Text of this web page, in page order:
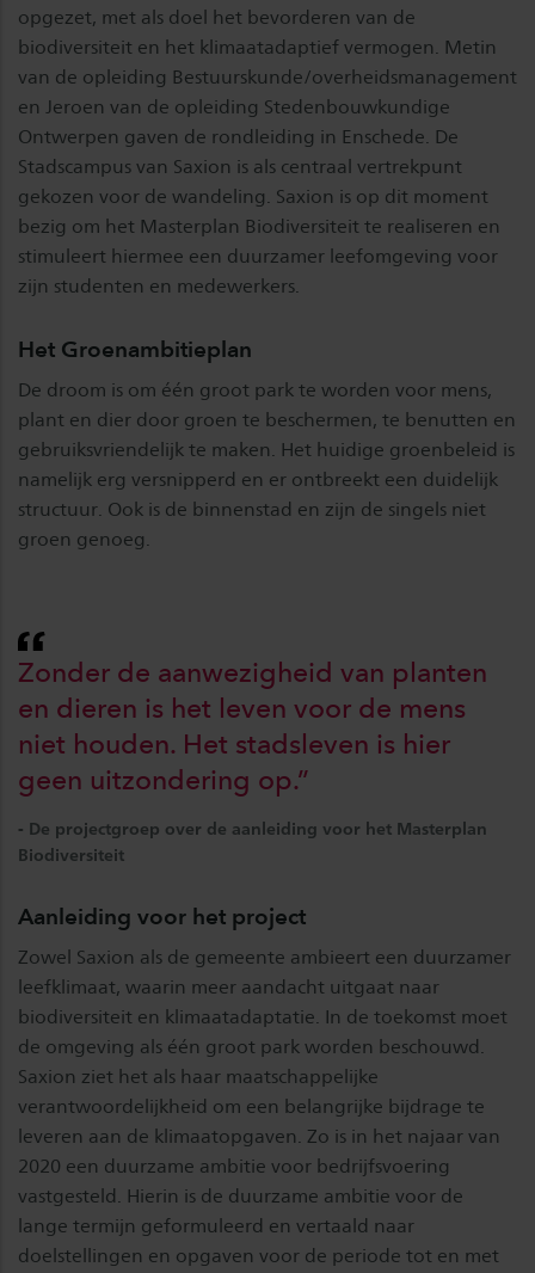
opgezet, met als doel het bevorderen van de
biodiversiteit en het klimaatadaptief vermogen. Metin
van de opleiding Bestuurskunde/overheidsmanagement
en Jeroen van de opleiding Stedenbouwkundige
Ontwerpen gaven de rondleiding in Enschede. De
Stadscampus van Saxion is als centraal vertrekpunt
gekozen voor de wandeling. Saxion is op dit moment
bezig om het Masterplan Biodiversiteit te realiseren en
stimuleert hiermee een duurzamer leefomgeving voor
zijn studenten en medewerkers.
Het Groenambitieplan
De droom is om één groot park te worden voor mens,
plant en dier door groen te beschermen, te benutten en
gebruiksvriendelijk te maken. Het huidige groenbeleid is
namelijk erg versnipperd en er ontbreekt een duidelijk
structuur. Ook is de binnenstad en zijn de singels niet
groen genoeg.
Zonder de aanwezigheid van planten
en dieren is het leven voor de mens
niet houden. Het stadsleven is hier
geen uitzondering op.”
- De projectgroep over de aanleiding voor het Masterplan
Biodiversiteit
Aanleiding voor het project
Zowel Saxion als de gemeente ambieert een duurzamer
leefklimaat, waarin meer aandacht uitgaat naar
biodiversiteit en klimaatadaptatie. In de toekomst moet
de omgeving als één groot park worden beschouwd.
Saxion ziet het als haar maatschappelijke
verantwoordelijkheid om een belangrijke bijdrage te
leveren aan de klimaatopgaven. Zo is in het najaar van
2020 een duurzame ambitie voor bedrijfsvoering
vastgesteld. Hierin is de duurzame ambitie voor de
lange termijn geformuleerd en vertaald naar
doelstellingen en opgaven voor de periode tot en met